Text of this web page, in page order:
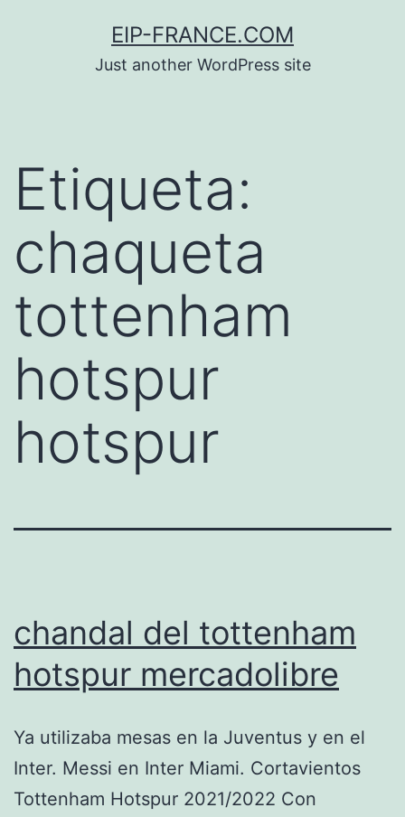
EIP-FRANCE.COM
Just another WordPress site
Etiqueta:
chaqueta
tottenham
hotspur
hotspur
chandal del tottenham
hotspur mercadolibre
Ya utilizaba mesas en la Juventus y en el
Inter. Messi en Inter Miami. Cortavientos
Tottenham Hotspur 2021/2022 Con